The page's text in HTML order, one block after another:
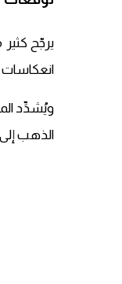
انعكاسات
ويُشدِّد
الذهب إلى